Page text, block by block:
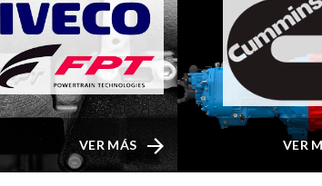
VER MÁS VER